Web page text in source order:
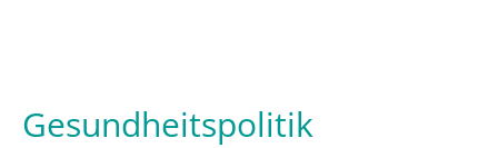
Gesundheitspolitik